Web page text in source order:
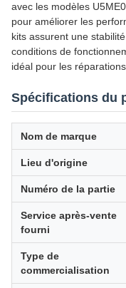
avec les modèles
pour améliorer les
kits assurent une
conditions de
idéal pour les
Spécifications du
Nom de marque
Lieu d'origine
Numéro de la partie
Service après-vente
fourni
Type de
commercialisation